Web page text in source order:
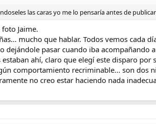
las caras yo me lo pensaría antes de
Jaime.
mucho que hablar. Todos vemos cada
dejándole pasar cuando iba
ahí, claro que elegí este disparo
comportamiento recriminable... son dos
no creo estar haciendo nada